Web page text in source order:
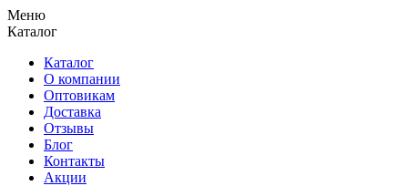
Меню
Каталог
Каталог
О компании
Оптовикам
Доставка
Отзывы
Блог
Контакты
Акции